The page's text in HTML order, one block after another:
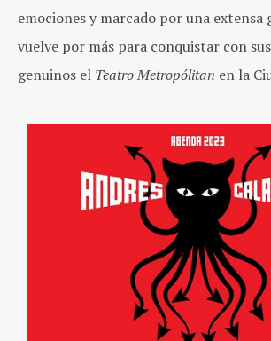
emociones y marcado por una
vuelve por más para conquistar con
genuinos el Teatro Metropólitan en la